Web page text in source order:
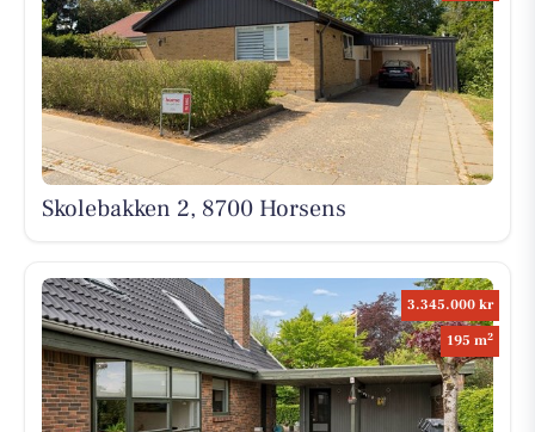
Skolebakken 2, 8700 Horsens
3.345.000 kr
195 m2